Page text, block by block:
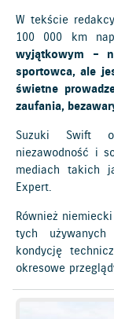
W tekście
100 000 km
wyjątkowym –
sportowca, ale
świetne
zaufania,
Suzuki Swift
niezawodność i
mediach takich
Expert.
Również
tych
kondycję
okresowe